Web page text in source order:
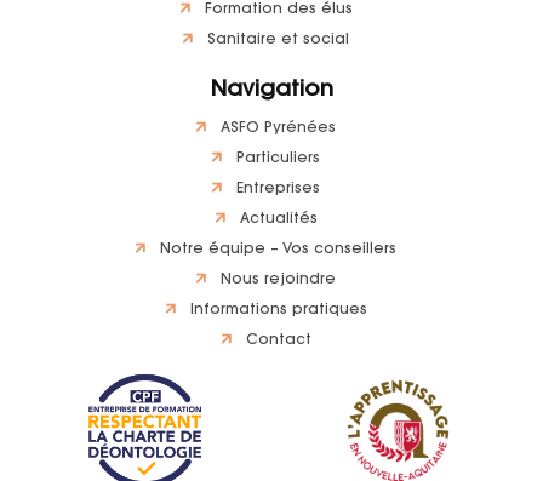
Formation des élus
Sanitaire et social
Navigation
ASFO Pyrénées
Particuliers
Entreprises
Actualités
Notre équipe – Vos conseillers
Nous rejoindre
Informations pratiques
Contact